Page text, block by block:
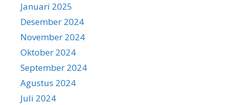
Januari 2025
Desember 2024
November 2024
Oktober 2024
September 2024
Agustus 2024
Juli 2024